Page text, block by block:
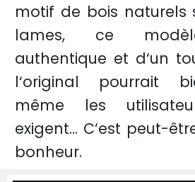
motif de bois naturels
lames, ce
authentique et d‘un
l‘original pourrait
même les
exigent... C‘est peut-
bonheur.